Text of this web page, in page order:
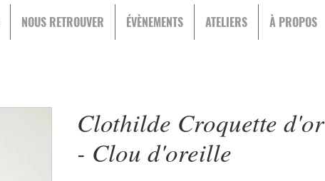
NOUS RETROUVER ÉVÈNEMENTS ATELIERS À PROPOS
Clothilde Croquette d'or
- Clou d'oreille